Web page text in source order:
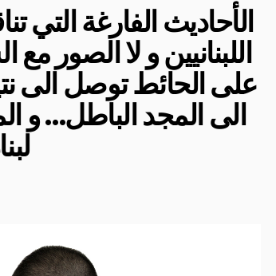
الأحاديث الفارغة
اللبنانيين و لا الصور
على الحائط توصل الى
الى المجد الباطل…